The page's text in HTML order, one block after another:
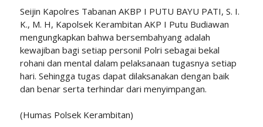
Seijin Kapolres Tabanan AKBP I PUTU BAYU PATI, S. I.
K., M. H, Kapolsek Kerambitan AKP I Putu Budiawan
mengungkapkan bahwa bersembahyang adalah
kewajiban bagi setiap personil Polri sebagai bekal
rohani dan mental dalam pelaksanaan tugasnya setiap
hari. Sehingga tugas dapat dilaksanakan dengan baik
dan benar serta terhindar dari menyimpangan.
(Humas Polsek Kerambitan)